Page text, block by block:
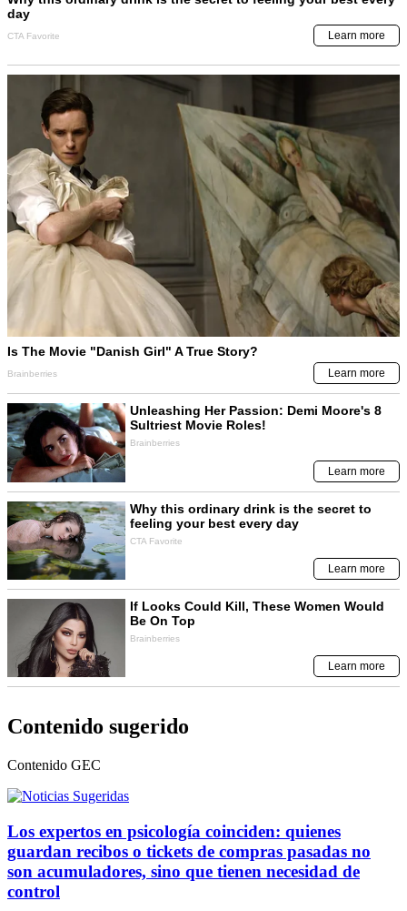
Contenido sugerido
Contenido GEC
Los expertos en psicología coinciden: quienes
guardan recibos o tickets de compras pasadas no
son acumuladores, sino que tienen necesidad de
control